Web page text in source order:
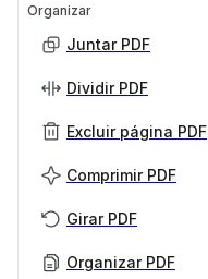
Organizar
Juntar PDF
Dividir PDF
Excluir página PDF
Comprimir PDF
Girar PDF
Organizar PDF